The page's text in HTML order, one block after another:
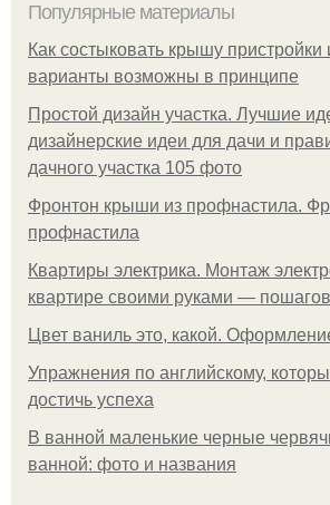
Популярные материалы
Как состыковать крышу пристройки
варианты возможны в принципе
Простой дизайн участка. Лучшие
дизайнерские идеи для дачи и
дачного участка 105 фото
Фронтон крыши из профнастила.
профнастила
Квартиры электрика. Монтаж
квартире своими руками —
Цвет ваниль это, какой.
Упражнения по английскому,
достичь успеха
В ванной маленькие черные
ванной: фото и названия